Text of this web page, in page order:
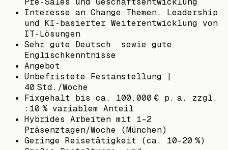
Interesse an Change‑Themen, Leadership
und KI‑basierter Weiterentwicklung von
IT‑Lösungen
Sehr gute Deutsch‑ sowie gute
Englischkenntnisse
Angebot
Unbefristete Festanstellung |
40 Std./Woche
Fixgehalt bis ca. 100.000 € p. a. zzgl.
:10 % variablem Anteil
Hybrides Arbeiten mit 1-2
Präsenztagen/Woche (München)
Geringe Reisetätigkeit (ca. 10-20 %)